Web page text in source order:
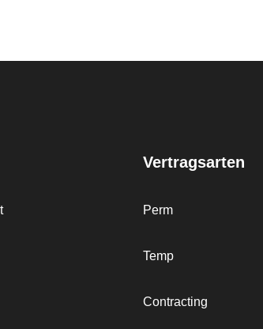
Vertragsarten
Perm
Temp
Contracting